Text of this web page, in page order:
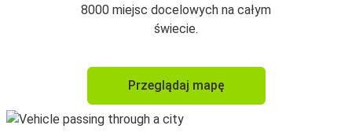
8000 miejsc docelowych na całym
świecie.
Przeglądaj mapę